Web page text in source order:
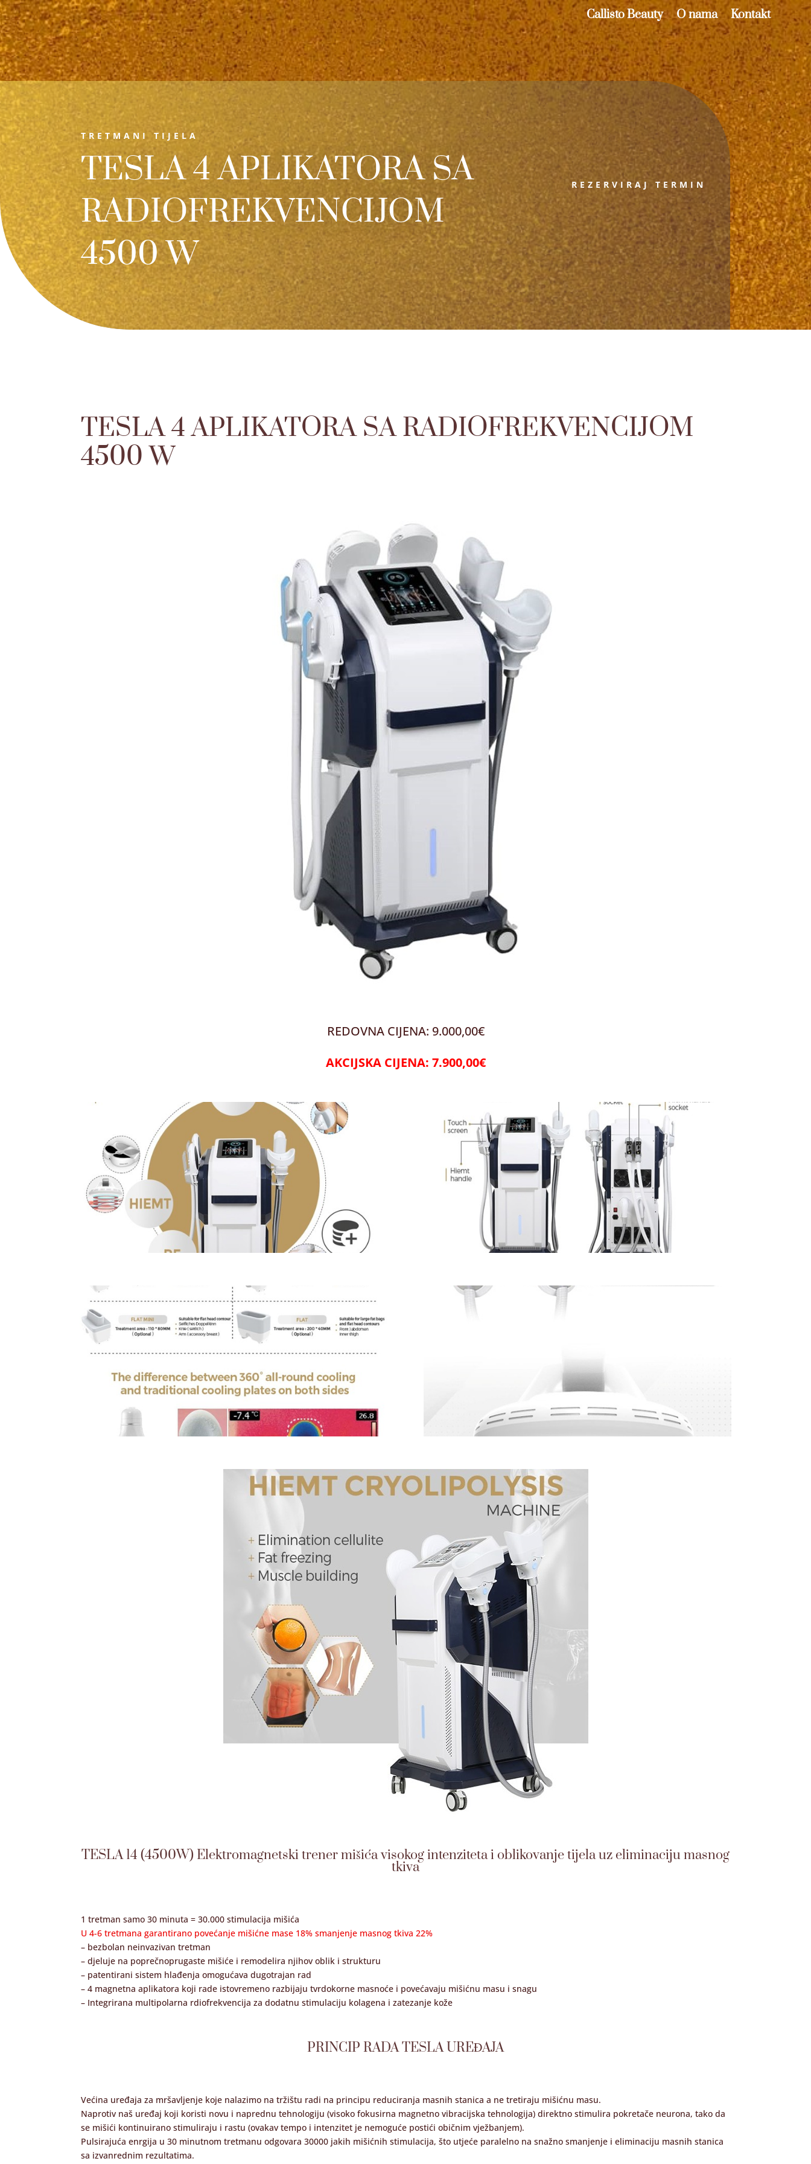
Callisto Beauty O nama Kontakt
TRETMANI TIJELA
TESLA 4 APLIKATORA SA
RADIOFREKVENCIJOM
4500 W
REZERVIRAJ TERMIN
TESLA 4 APLIKATORA SA RADIOFREKVENCIJOM
4500 W
REDOVNA CIJENA: 9.000,00€
AKCIJSKA CIJENA: 7.900,00€
TESLA 14 (4500W) Elektromagnetski trener mišića visokog intenziteta i oblikovanje tijela uz eliminaciju masnog
tkiva
1 tretman samo 30 minuta = 30.000 stimulacija mišića
U 4-6 tretmana garantirano povećanje mišićne mase 18% smanjenje masnog tkiva 22%
– bezbolan neinvazivan tretman
– djeluje na poprečnoprugaste mišiće i remodelira njihov oblik i strukturu
– patentirani sistem hlađenja omogućava dugotrajan rad
– 4 magnetna aplikatora koji rade istovremeno razbijaju tvrdokorne masnoće i povećavaju mišićnu masu i snagu
– Integrirana multipolarna rdiofrekvencija za dodatnu stimulaciju kolagena i zatezanje kože
PRINCIP RADA TESLA UREĐAJA
Većina uređaja za mršavljenje koje nalazimo na tržištu radi na principu reduciranja masnih stanica a ne tretiraju mišićnu masu.
Naprotiv naš uređaj koji koristi novu i naprednu tehnologiju (visoko fokusirna magnetno vibracijska tehnologija) direktno stimulira pokretače neurona, tako da
se mišići kontinuirano stimuliraju i rastu (ovakav tempo i intenzitet je nemoguće postići običnim vježbanjem).
Pulsirajuća enrgija u 30 minutnom tretmanu odgovara 30000 jakih mišićnih stimulacija, što utjeće paralelno na snažno smanjenje i eliminaciju masnih stanica
sa izvanrednim rezultatima.